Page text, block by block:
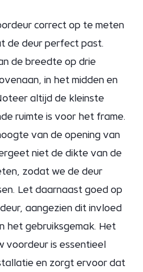
correct op te meten
de deur perfect past.
de breedte op drie
in het midden en
altijd de kleinste
ruimte is voor het frame.
van de opening van
niet de dikte van de
zodat we de deur
Let daarnaast goed op
aangezien dit invloed
het gebruiksgemak. Het
voordeur is essentieel
en zorgt ervoor dat